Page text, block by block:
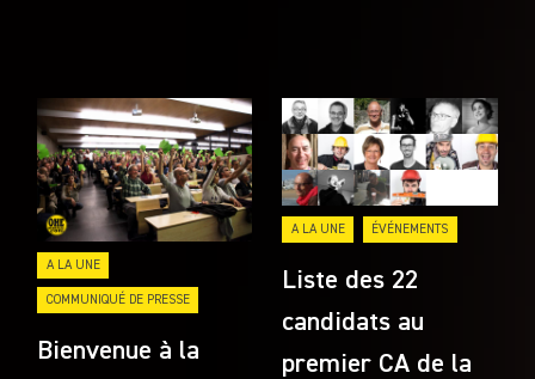
A LA UNE
COMMUNIQUÉ DE PRESSE
Bienvenue à la
A LA UNE ÉVÉNEMENTS
Liste des 22
candidats au
premier CA de la